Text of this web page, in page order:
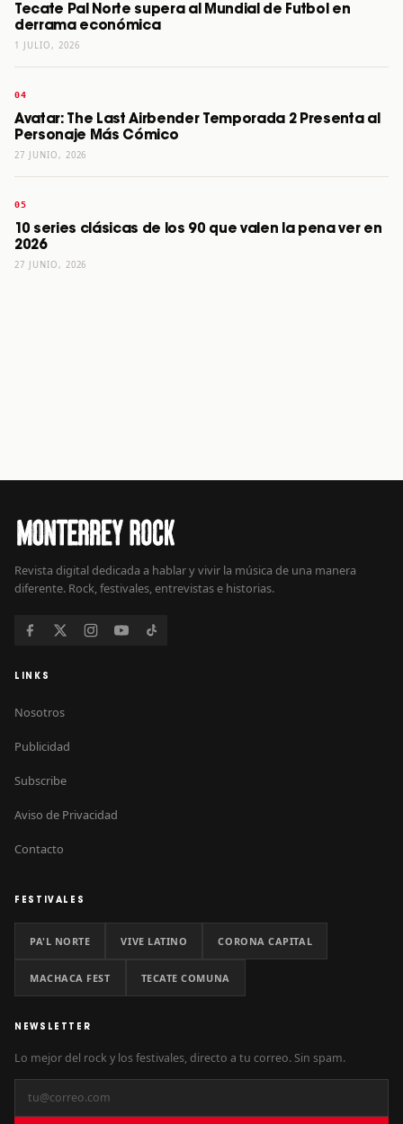
Tecate Pal Norte supera al Mundial de Futbol en
derrama económica
1 JULIO, 2026
Avatar: The Last Airbender Temporada 2 Presenta al
Personaje Más Cómico
27 JUNIO, 2026
10 series clásicas de los 90 que valen la pena ver en
2026
27 JUNIO, 2026
Revista digital dedicada a hablar y vivir la música de una manera
diferente. Rock, festivales, entrevistas e historias.
LINKS
Nosotros
Publicidad
Subscribe
Aviso de Privacidad
Contacto
FESTIVALES
PA'L NORTE VIVE LATINO CORONA CAPITAL
MACHACA FEST TECATE COMUNA
NEWSLETTER
Lo mejor del rock y los festivales, directo a tu correo. Sin spam.